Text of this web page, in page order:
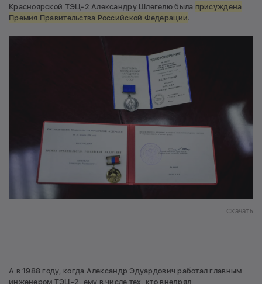
Красноярской ТЭЦ-2 Александру Шлегелю была присуждена
Премия Правительства Российской Федерации.
Скачать
А в 1988 году, когда Александр Эдуардович работал главным
инженером ТЭЦ-2, ему в числе тех, кто внедрял